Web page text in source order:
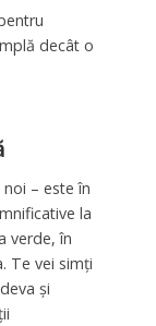
decât o
– este în
la
verde, în
Te vei simți
și